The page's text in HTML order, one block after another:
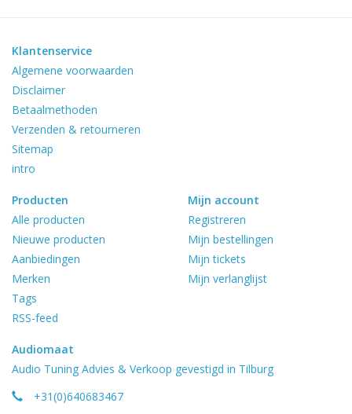
Klantenservice
Algemene voorwaarden
Disclaimer
Betaalmethoden
Verzenden & retourneren
Sitemap
intro
Producten
Alle producten
Nieuwe producten
Aanbiedingen
Merken
Tags
RSS-feed
Mijn account
Registreren
Mijn bestellingen
Mijn tickets
Mijn verlanglijst
Audiomaat
Audio Tuning Advies & Verkoop gevestigd in Tilburg
+31(0)640683467